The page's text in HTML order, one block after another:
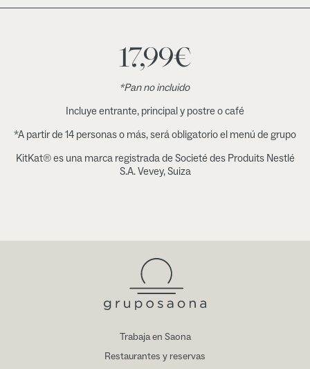
17,99€
*Pan no incluido
Incluye entrante, principal y postre o café
*A partir de 14 personas o más, será obligatorio el menú de grupo
KitKat® es una marca registrada de Societé des Produits Nestlé
S.A. Vevey, Suiza
Trabaja en Saona
Restaurantes y reservas